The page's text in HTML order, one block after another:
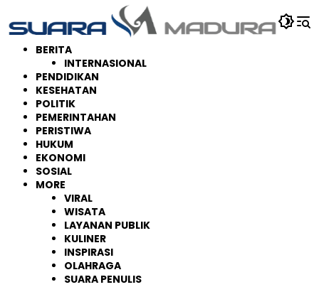
ke
konten
BERITA
INTERNASIONAL
PENDIDIKAN
KESEHATAN
POLITIK
PEMERINTAHAN
PERISTIWA
HUKUM
EKONOMI
SOSIAL
MORE
VIRAL
WISATA
LAYANAN PUBLIK
KULINER
INSPIRASI
OLAHRAGA
SUARA PENULIS